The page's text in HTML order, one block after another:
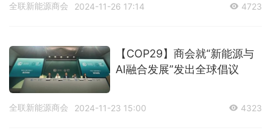
全联新能源商会 2024-11-26 17:14 4723
【COP29】商会就“新能源与
AI融合发展”发出全球倡议
全联新能源商会 2024-11-23 15:00 4323